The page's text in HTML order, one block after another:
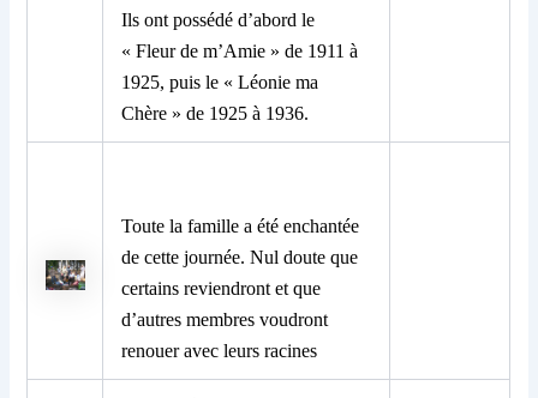
Ils ont possédé d’abord le
« Fleur de m’Amie » de 1911 à
1925, puis le « Léonie ma
Chère » de 1925 à 1936.
Toute la famille a été enchantée
de cette journée. Nul doute que
certains reviendront et que
d’autres membres voudront
renouer avec leurs racines